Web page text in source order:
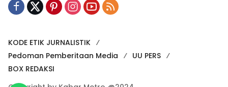
KODE ETIK JURNALISTIK
Pedoman Pemberitaan Media
UU PERS
BOX REDAKSI